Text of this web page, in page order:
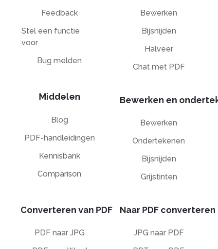
Feedback
Stel een functie
voor
Bug melden
Middelen
Blog
PDF-handleidingen
Kennisbank
Comparison
Bewerken
Bijsnijden
Halveer
Chat met PDF
Bewerken en
Bewerken
Ondertekenen
Bijsnijden
Grijstinten
Converteren van PDF
PDF naar JPG
Naar PDF converteren
JPG naar PDF